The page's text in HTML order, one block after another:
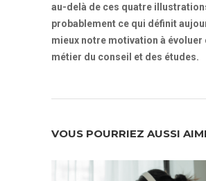
au-delà de ces quatre
probablement ce qui définit
mieux notre motivation à évoluer
métier du conseil et des études.
VOUS POURRIEZ AUSSI